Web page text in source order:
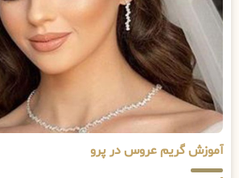
آموزش گریم عروس در پرو